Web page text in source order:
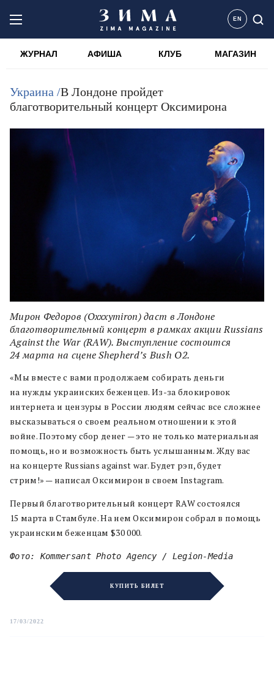
EN
ЖУРНАЛ АФИША КЛУБ МАГАЗИН
Украина /В Лондоне пройдет
благотворительный концерт Оксимирона
Мирон Федоров (Oxxxymiron) даст в Лондоне
благотворительный концерт в рамках акции Russians
Against the War (RAW). Выступление состоится
24 марта на сцене Shepherd’s Bush O2.
«Мы вместе с вами продолжаем собирать деньги
на нужды украинских беженцев. Из-за блокировок
интернета и цензуры в России людям сейчас все сложнее
высказываться о своем реальном отношении к этой
войне. Поэтому сбор денег — это не только материальная
помощь, но и возможность быть услышанным. Жду вас
на концерте Russians against war. Будет рэп, будет
стрим!» — написал Оксимирон в своем Instagram.
Первый благотворительный концерт RAW состоялся
15 марта в Стамбуле. На нем Оксимирон собрал в помощь
украинским беженцам $30 000.
Фото: Kommersant Photo Agency / Legion-Media
КУПИТЬ БИЛЕТ
17/03/2022